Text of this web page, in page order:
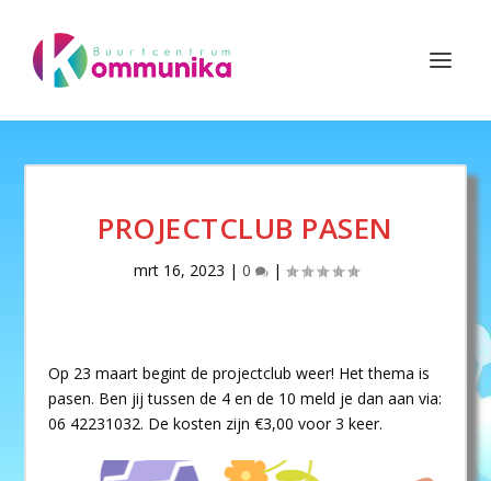
PROJECTCLUB PASEN
mrt 16, 2023 | 0 |
Op 23 maart begint de projectclub weer! Het thema is
pasen. Ben jij tussen de 4 en de 10 meld je dan aan via:
06 42231032. De kosten zijn €3,00 voor 3 keer.